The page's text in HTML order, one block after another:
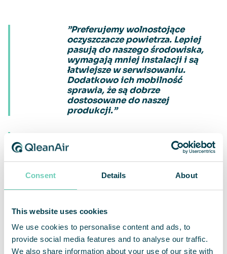
Consent Details About
This website uses cookies
We use cookies to personalise content and ads, to
provide social media features and to analyse our traffic.
We also share information about your use of our site with
”Preferujemy wolnostojące
oczyszczacze powietrza. Lepiej
pasują do naszego środowiska,
wymagają mniej instalacji i są
łatwiejsze w serwisowaniu.
Dodatkowo ich mobilność
sprawia, że są dobrze
dostosowane do naszej
produkcji.”
Różnica w hali po instalacji oczyszczaczy
powietrza była szybko zauważalna, zwłaszcza na
większych wysokościach, gdzie wcześniej
gromadził się pył. Po trzech latach współpracy z